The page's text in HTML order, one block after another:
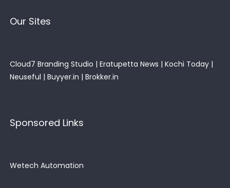
Our Sites
Cloud7 Branding Studio | Eratupetta News | Kochi Today |
Neuseful | Buyyer.in | Brokker.in
Sponsored Links
Wetech Automation